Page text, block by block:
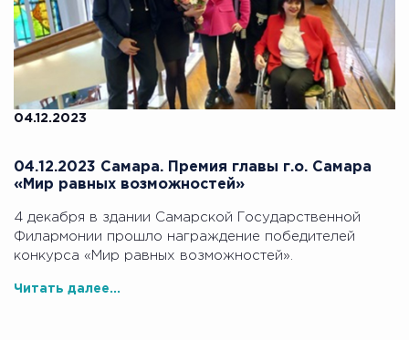
04.12.2023
04.12.2023 Самара. Премия главы г.о. Самара
«Мир равных возможностей»
4 декабря в здании Самарской Государственной
Филармонии прошло награждение победителей
конкурса «Мир равных возможностей».
Читать далее...